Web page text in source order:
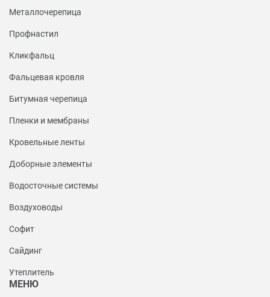
Металлочерепица
Профнастил
Кликфальц
Фальцевая кровля
Битумная черепица
Пленки и мембраны
Кровельные ленты
Доборные элементы
Водосточные системы
Воздуховоды
Софит
Сайдинг
Утеплитель
МЕНЮ